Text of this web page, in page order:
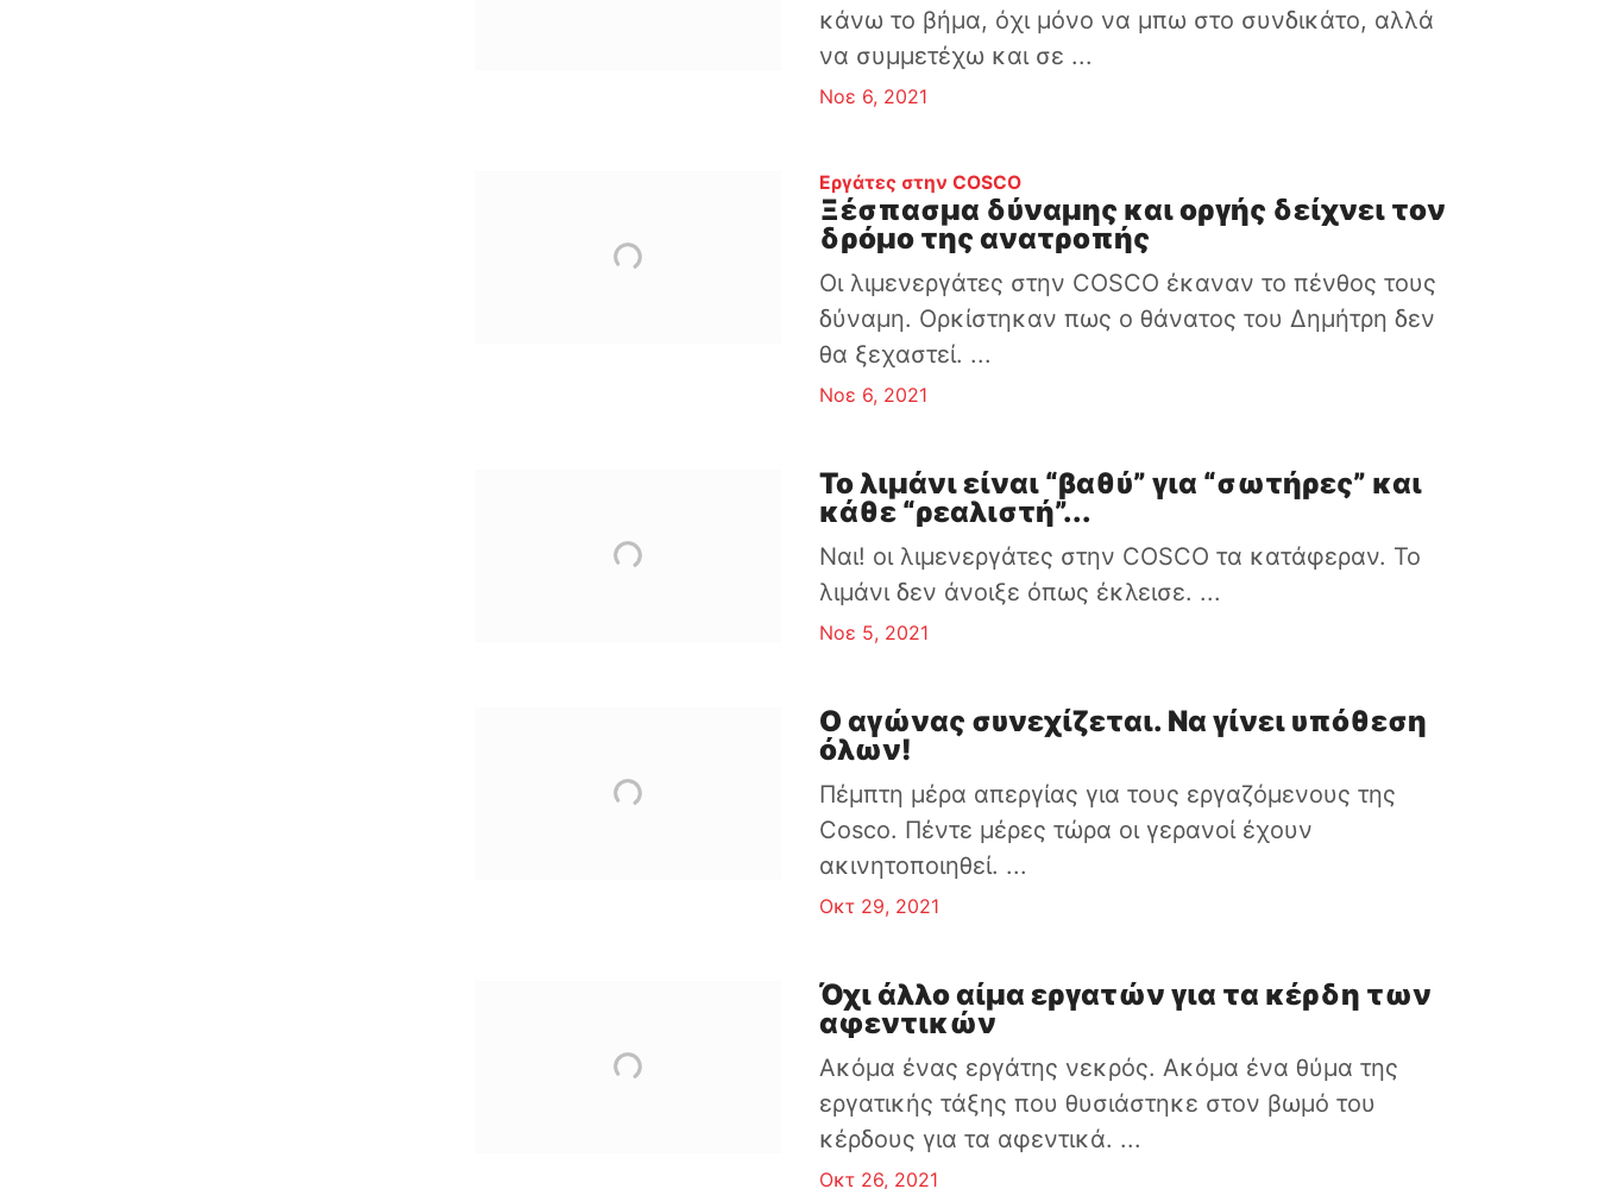
κάνω το βήμα, όχι μόνο να μπω στο συνδικάτο, αλλά
να συμμετέχω και σε ...
Νοε 6, 2021
Εργάτες στην COSCO:
Ξέσπασμα δύναμης και οργής δείχνει τον
δρόμο της ανατροπής
Οι λιμενεργάτες στην COSCO έκαναν το πένθος τους
δύναμη. Ορκίστηκαν πως ο θάνατος του Δημήτρη δεν
θα ξεχαστεί. ...
Νοε 6, 2021
Το λιμάνι είναι “βαθύ” για “σωτήρες” και
κάθε “ρεαλιστή”...
Ναι! οι λιμενεργάτες στην COSCO τα κατάφεραν. Το
λιμάνι δεν άνοιξε όπως έκλεισε. ...
Νοε 5, 2021
Ο αγώνας συνεχίζεται. Να γίνει υπόθεση
όλων!
Πέμπτη μέρα απεργίας για τους εργαζόμενους της
Cosco. Πέντε μέρες τώρα οι γερανοί έχουν
ακινητοποιηθεί. ...
Οκτ 29, 2021
Όχι άλλο αίμα εργατών για τα κέρδη των
αφεντικών
Ακόμα ένας εργάτης νεκρός. Ακόμα ένα θύμα της
εργατικής τάξης που θυσιάστηκε στον βωμό του
κέρδους για τα αφεντικά. ...
Οκτ 26, 2021